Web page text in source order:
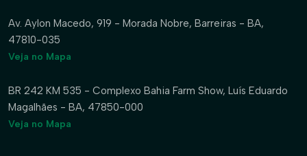
Av. Aylon Macedo, 919 - Morada Nobre, Barreiras - BA,
47810-035
Veja no Mapa
BR 242 KM 535 - Complexo Bahia Farm Show, Luís Eduardo
Magalhães - BA, 47850-000
Veja no Mapa